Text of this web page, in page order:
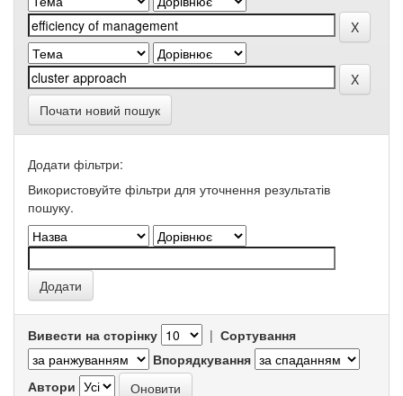
Почати новий пошук
Додати фільтри:
Використовуйте фільтри для уточнення результатів
пошуку.
Вивести на сторінку | Сортування
Впорядкування
Автори